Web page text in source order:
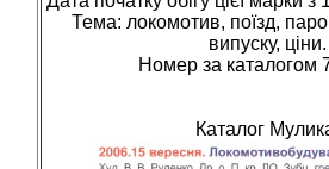
Тема: локомотив, поїзд,
випуску, цiни.
Номер за каталогом
Каталог